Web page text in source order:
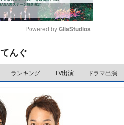
t
e
Powered by GliaStudios
てんぐ
ランキング TV出演 ドラマ出演